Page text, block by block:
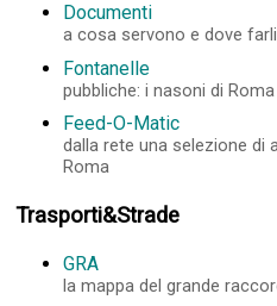
Documenti
a cosa servono e dove farli
Fontanelle
pubbliche: i nasoni di Roma
Feed-O-Matic
dalla rete una selezione di
Roma
Trasporti&Strade
GRA
la mappa del grande